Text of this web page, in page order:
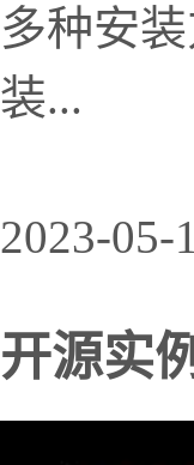
多种安
装...
2023-05-
开源实